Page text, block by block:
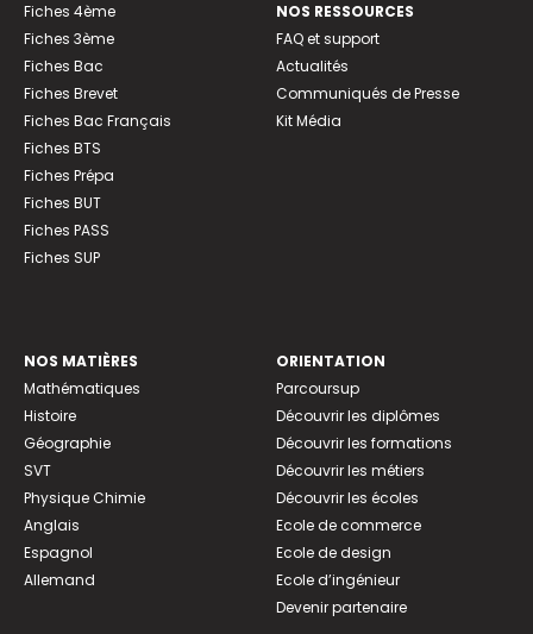
Fiches 4ème
Fiches 3ème
Fiches Bac
Fiches Brevet
Fiches Bac Français
Fiches BTS
Fiches Prépa
Fiches BUT
Fiches PASS
Fiches SUP
NOS RESSOURCES
FAQ et support
Actualités
Communiqués de Presse
Kit Média
NOS MATIÈRES
Mathématiques
Histoire
Géographie
SVT
Physique Chimie
Anglais
Espagnol
Allemand
ORIENTATION
Parcoursup
Découvrir les diplômes
Découvrir les formations
Découvrir les métiers
Découvrir les écoles
Ecole de commerce
Ecole de design
Ecole d’ingénieur
Devenir partenaire